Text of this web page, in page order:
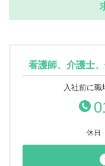
看護師、介護士
入社前に
休日